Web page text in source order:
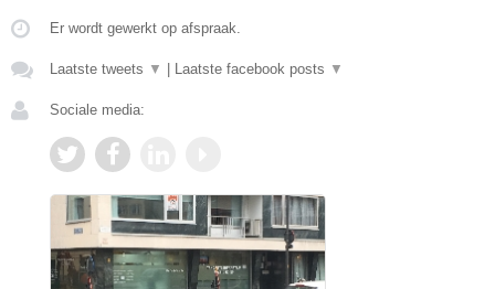
Er wordt gewerkt op afspraak.
Laatste tweets ▼ Laatste facebook posts ▼
Sociale media: